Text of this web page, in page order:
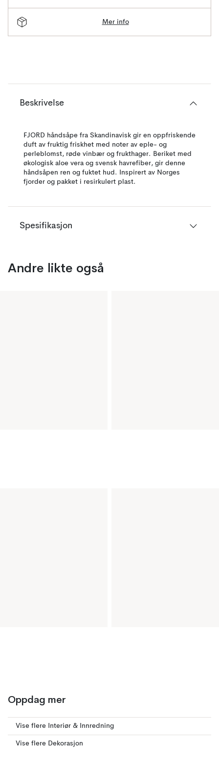
Mer info
Beskrivelse
FJORD håndsåpe fra Skandinavisk gir en oppfriskende
duft av fruktig friskhet med noter av eple- og
perleblomst, røde vinbær og frukthager. Beriket med
økologisk aloe vera og svensk havrefiber, gir denne
håndsåpen ren og fuktet hud. Inspirert av Norges
fjorder og pakket i resirkulert plast.
Spesifikasjon
Andre likte også
Oppdag mer
Vise flere Interiør & Innredning
Vise flere Dekorasjon